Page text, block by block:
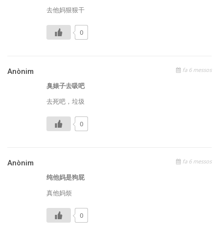
去他妈狠狠干
0
Anònim fa 6 messos
臭婊子去吸吧
去死吧，垃圾
0
Anònim fa 6 messos
纯他妈是狗屁
真他妈烦
0